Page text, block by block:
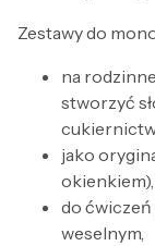
Zestawy do
na
stworzyć
jako
okienkiem),
do ćwiczeń
weselnym,